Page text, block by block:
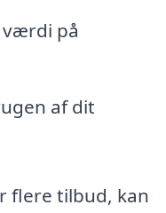
på
af dit
flere tilbud, kan